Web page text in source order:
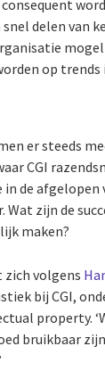
delen van
op trends
er steeds
CGI
de afgelopen
Wat zijn de
maken?
volgens
bij CGI,
property.
bruikbaar